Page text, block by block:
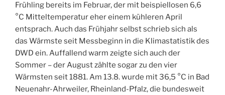
Frühling bereits im Februar, der mit beispiellosen 6,6
°C Mitteltemperatur eher einem kühleren April
entsprach. Auch das Frühjahr selbst schrieb sich als
das Wärmste seit Messbeginn in die Klimastatistik des
DWD ein. Auffallend warm zeigte sich auch der
Sommer – der August zählte sogar zu den vier
Wärmsten seit 1881. Am 13.8. wurde mit 36,5 °C in Bad
Neuenahr-Ahrweiler, Rheinland-Pfalz, die bundesweit